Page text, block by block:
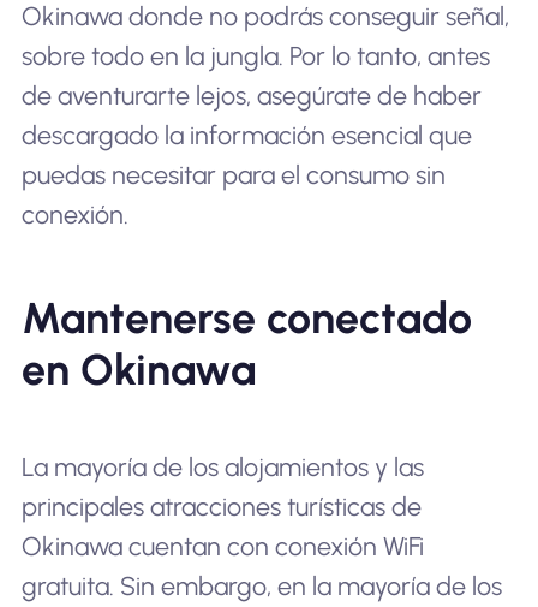
Okinawa donde no podrás conseguir señal,
sobre todo en la jungla. Por lo tanto, antes
de aventurarte lejos, asegúrate de haber
descargado la información esencial que
puedas necesitar para el consumo sin
conexión.
Mantenerse conectado
en Okinawa
La mayoría de los alojamientos y las
principales atracciones turísticas de
Okinawa cuentan con conexión WiFi
gratuita. Sin embargo, en la mayoría de los